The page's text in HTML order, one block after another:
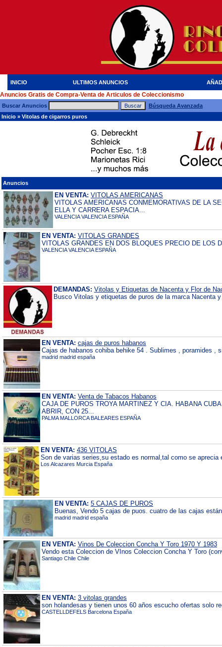
INICIO ULTIMOS ANUNCIOS
Anuncios Gratis de Compra-Venta de Articulos de Coleccionismo
Buscar Anuncios
Búsqueda Avanzada
Inicio » Vitolas de cigarros puros
Anuncios
EN VENTA: VITOLAS AMERICANAS
VITOLAS AMERICANAS CONMEMORATIVAS DE LA
ELLA Y CARRERA ESPACIA...
VALENCIA VALENCIA ESPAÑA
EN VENTA: VITOLAS GRANDES
VITOLAS GRANDES EN DOS BLOQUES PRECIO DE LOS
VALENCIA VALENCIA ESPAÑA
DEMANDAS: Vitolas y Etiquetas de Nacenta y Flor de
Busco Vitolas y etiquetas de puros de la marca Nacenta
EN VENTA: cajas de puros habanos
Cajas de habanos cohiba behike 54 . Sublimes , poramides ,
madrid madrid españa
EN VENTA: Venta de Tabacos Habanos
CAJA DE PUROS TROYA MARTINEZ Y CIA. HABANA
ABRIR, CON 25...
PALMA MALLORCA BALEARES ESPAÑA
EN VENTA: 436 VITOLAS
Son de varias series,su estado es normal,tal como se
Los Alcazares Murcia España
EN VENTA: 5 CAJAS DE PUROS
Buenas, Vendo 5 cajas de puos. cuatro de las cajas
madrid madrid españa
EN VENTA: Vinos De Coleccion Concha Y Toro 1970 Y 1983
Vendo esta Coleccion de VInos Coleccion Concha Y Toro
Santiago Chile Chile
EN VENTA: 3 vitolas grandes
son holandesas y tienen unos 60 años escucho ofertas solo
CASTELLDEFELS Barcelona España